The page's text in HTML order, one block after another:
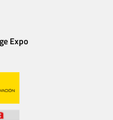
Expo